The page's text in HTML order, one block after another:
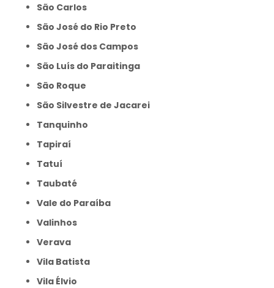
São Carlos
São José do Rio Preto
São José dos Campos
São Luís do Paraitinga
São Roque
São Silvestre de Jacarei
Tanquinho
Tapiraí
Tatuí
Taubaté
Vale do Paraíba
Valinhos
Verava
Vila Batista
Vila Élvio